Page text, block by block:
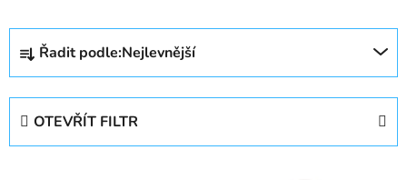
Ř
z
Řadit podle:Nejlevnější
OTEVŘÍT FILTR